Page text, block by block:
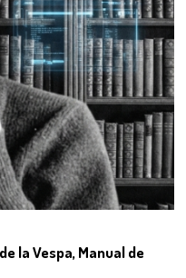
la Vespa, Manual de